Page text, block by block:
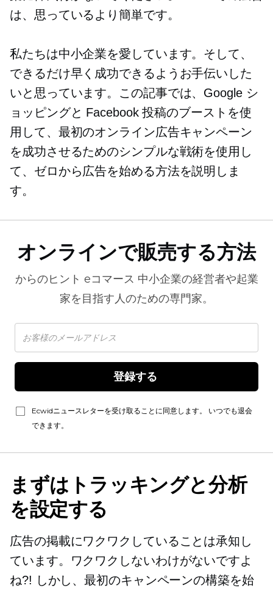
は、思っているより簡単です。
私たちは中小企業を愛しています。そして、
できるだけ早く成功できるようお手伝いした
いと思っています。この記事では、Google シ
ョッピングと Facebook 投稿のブーストを使
用して、最初のオンライン広告キャンペーン
を成功させるためのシンプルな戦術を使用し
て、ゼロから広告を始める方法を説明しま
す。
オンラインで販売する方法
からのヒント eコマース 中小企業の経営者や起業
家を目指す人のための専門家。
Ecwidニュースレターを受け取ることに同意します。 いつでも退会
できます。
まずはトラッキングと分析
を設定する
広告の掲載にワクワクしていることは承知し
ています。ワクワクしないわけがないですよ
ね?! しかし、最初のキャンペーンの構築を始